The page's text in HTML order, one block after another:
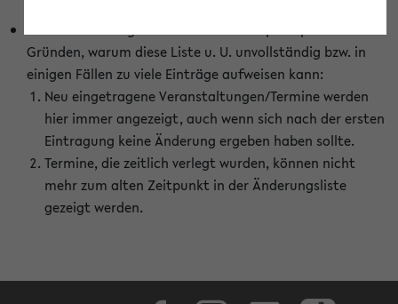
Gründen, warum diese Liste u. U. unvollständig bzw. in
einigen Fällen zu viele Einträge aufweisen kann:
Neu eingetragene Veranstaltungen/Termine werden
hier immer angezeigt, auch wenn sich nach der ersten
Eintragung keine Änderung ergeben haben sollte.
Termine, die zeitlich verlegt wurden, können nicht
mehr zum alten Zeitpunkt in der Änderungsliste
gezeigt werden.